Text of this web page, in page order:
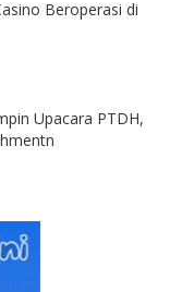
Beroperasi di
Upacara PTDH,